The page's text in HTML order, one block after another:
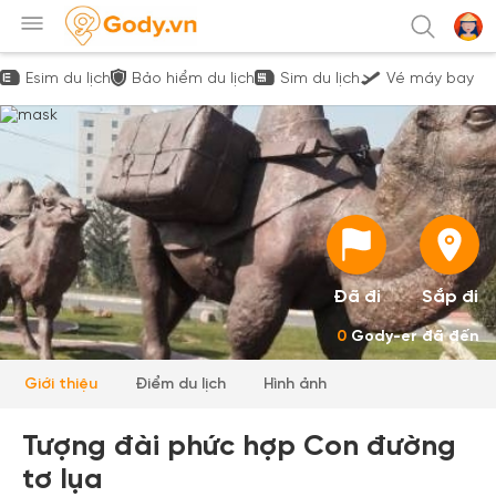
Esim du lịch Bảo hiểm du lịch Sim du lịch Vé máy bay
Đã đi Sắp đi
0 Gody-er đã đến
Giới thiệu Điểm du lịch Hình ảnh
Tượng đài phức hợp Con đường
tơ lụa